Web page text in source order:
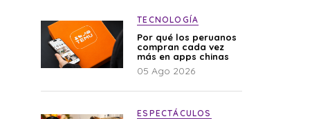
TECNOLOGÍA
Por qué los peruanos
compran cada vez
más en apps chinas
05 Ago 2026
ESPECTÁCULOS